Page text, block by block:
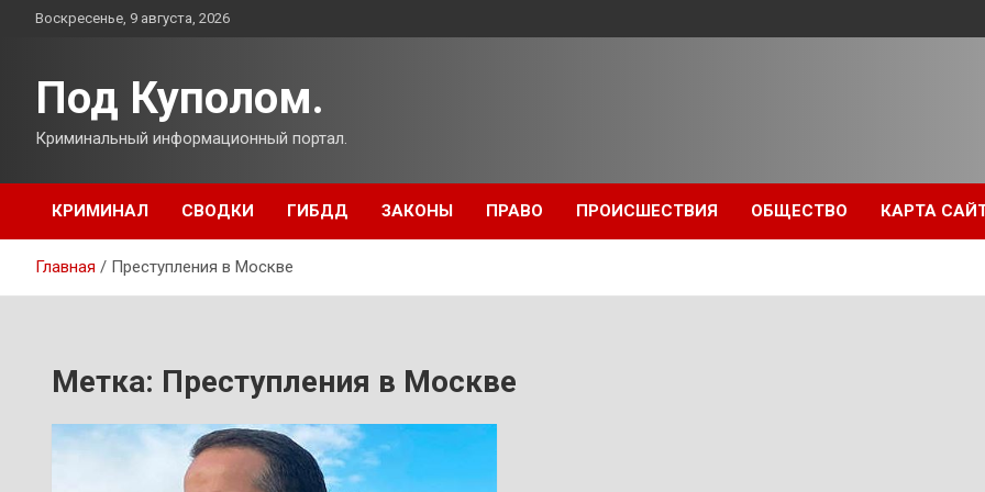
ПерейтиВоскресенье, 9 августа, 2026
Под Куполом.
Криминальный информационный портал.
КРИМИНАЛ СВОДКИ ГИБДД ЗАКОНЫ ПРАВО ПРОИСШЕСТВИЯ ОБЩЕСТВО КАРТА
Главная Преступления в Москве
Метка: Преступления в Москве